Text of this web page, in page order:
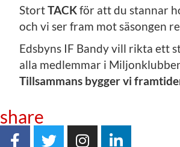
StortTACKför att du stannar
och vi ser fram mot säsongen
Edsbyns IF Bandy vill rikta ett
alla medlemmar i
Tillsammans bygger vi
share